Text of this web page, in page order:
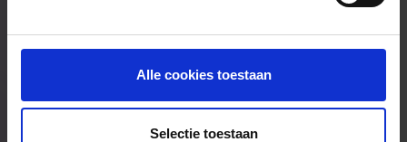
Alle cookies toestaan
Selectie toestaan
Bekijk alle cadeaukaarten